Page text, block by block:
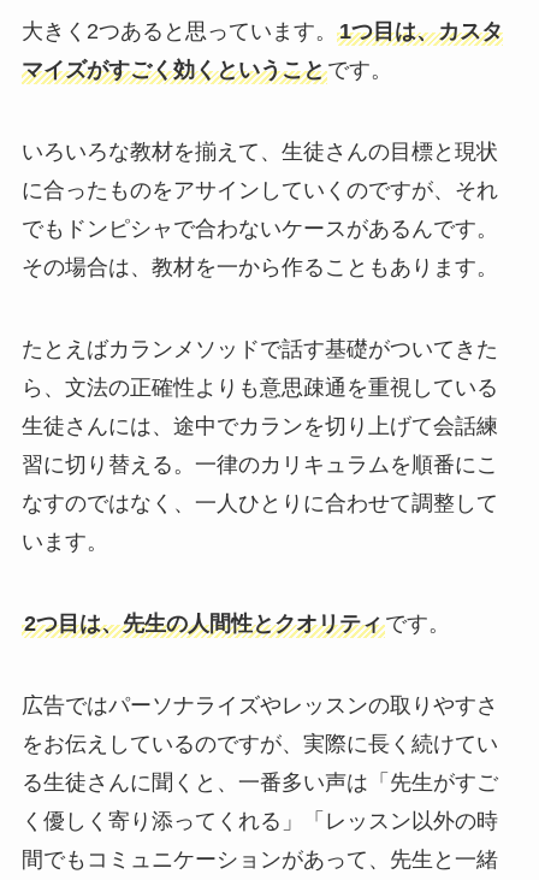
大きく2つあると思っています。 1つ目は、カスタ
マイズがすごく効くということです。
いろいろな教材を揃えて、生徒さんの目標と現状
に合ったものをアサインしていくのですが、それ
でもドンピシャで合わないケースがあるんです。
その場合は、教材を一から作ることもあります。
たとえばカランメソッドで話す基礎がついてきた
ら、文法の正確性よりも意思疎通を重視している
生徒さんには、途中でカランを切り上げて会話練
習に切り替える。一律のカリキュラムを順番にこ
なすのではなく、一人ひとりに合わせて調整して
います。
2つ目は、先生の人間性とクオリティです。
広告ではパーソナライズやレッスンの取りやすさ
をお伝えしているのですが、実際に長く続けてい
る生徒さんに聞くと、一番多い声は「先生がすご
く優しく寄り添ってくれる」「レッスン以外の時
間でもコミュニケーションがあって、先生と一緒